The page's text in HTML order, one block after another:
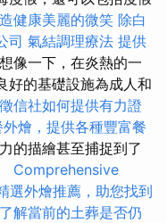
健康美麗的微笑 除白
司 氣結調理療法 提供
想像一下，在炎熱的一
好的基礎設施為成人和
信社如何提供有力證
外燴，提供各種豐富餐
的描繪甚至捕捉到了
Comprehensive
選外燴推薦，助您找到
解當前的土葬是否仍